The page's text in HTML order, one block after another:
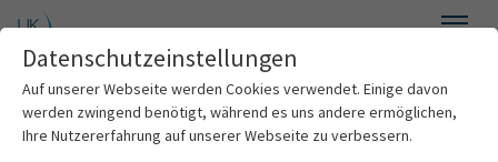
Zum Hauptinhalt springen
Kinderkardiologie und Angeborene Herzfehler
Datenschutzeinstellungen
Auf unserer Webseite werden Cookies verwendet. Einige davon
werden zwingend benötigt, während es uns andere ermöglichen,
Ihre Nutzererfahrung auf unserer Webseite zu verbessern.